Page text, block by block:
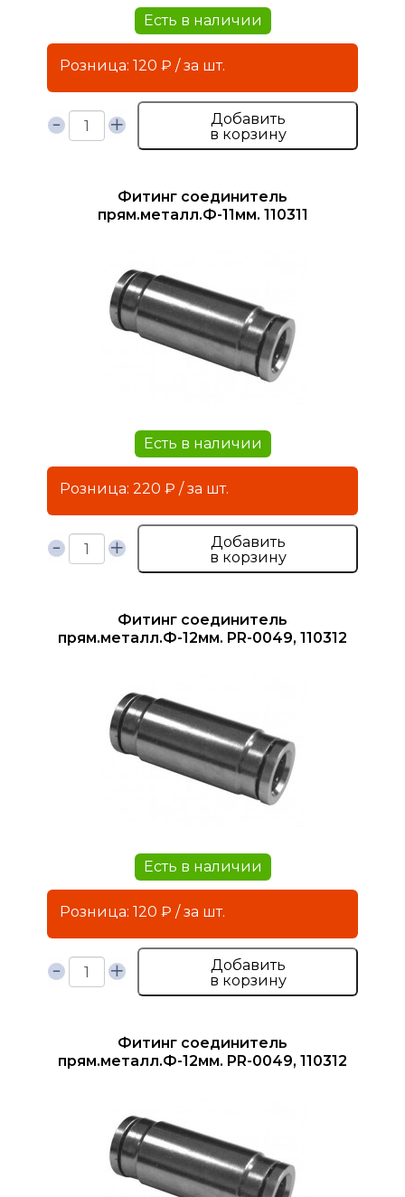
Есть в наличии
Розница: 120 ₽ / за шт.
Добавить
в корзину
Фитинг соединитель
прям.металл.Ф-11мм. 110311
Есть в наличии
Розница: 220 ₽ / за шт.
Добавить
в корзину
Фитинг соединитель
прям.металл.Ф-12мм. PR-0049, 110312
Есть в наличии
Розница: 120 ₽ / за шт.
Добавить
в корзину
Фитинг соединитель
прям.металл.Ф-12мм. PR-0049, 110312